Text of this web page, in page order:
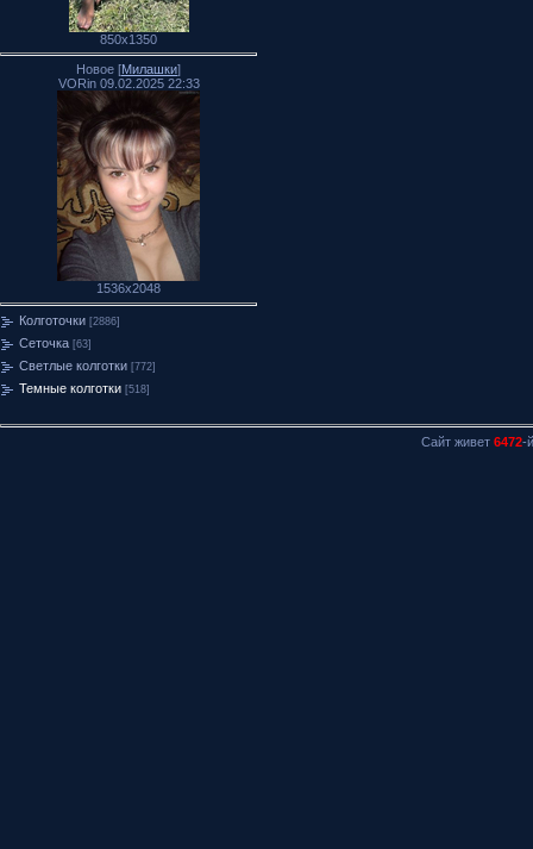
850x1350
Новое [Милашки]
VORin 09.02.2025 22:33
1536x2048
Колготочки [2886]
Сеточка [63]
Светлые колготки [772]
Темные колготки [518]
Сайт живет 6472-